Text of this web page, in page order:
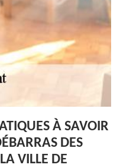
À SAVOIR
DES
VILLE DE